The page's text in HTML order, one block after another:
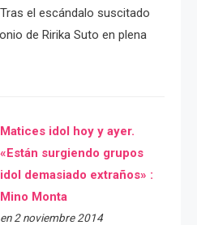
Tras el escándalo suscitado
de Ririka Suto en plena
Matices idol hoy y ayer.
«Están surgiendo grupos
idol demasiado extraños» :
Mino Monta
en 2 noviembre 2014